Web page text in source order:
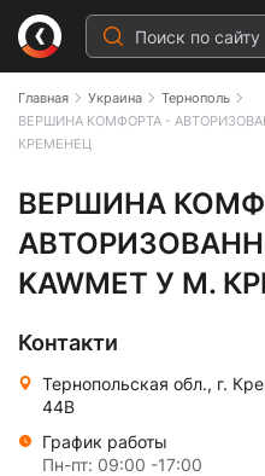
Главная Украина
Тернополь
ВЕРШИНА КОМФОРТА -
КРЕМЕНЕЦ
ВЕРШИНА
ВЕРШИНА
KAWMET У М.
Контакти
Тернопольская обл., г.
44В
График работы
Пн-пт: 09:00 -17:00